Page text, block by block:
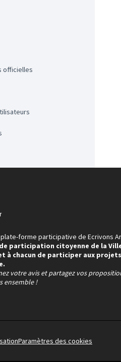
officielles
forme participative de Ecrivons
participation citoyenne de la
à chacun de participer aux
votre avis et partagez vos
ensemble !
Paramètres des cookies